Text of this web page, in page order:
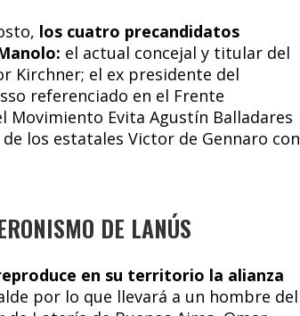
los cuatro precandidatos
el actual concejal y titular del
Kirchner; el ex presidente del
referenciado en el Frente
Movimiento Evita Agustín Balladares
los estatales Victor de Gennaro con
DE LANÚS
en su territorio la alianza
por lo que llevará a un hombre del